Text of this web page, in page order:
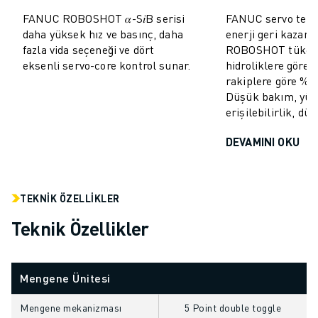
BOYAMA
PALETLEME
PUNTA KAYNAĞI
SAHA VE BAKIM
YEDEK PARÇALAR
İNDIRME MERKEZI » MYFANUC
EĞITIM VE ÖĞRETIM
FANUC ROBOSHOT 𝛼-S𝑖B serisi
daha yüksek hız ve basınç, daha
fazla vida seçeneği ve dört
eksenli servo-core kontrol sunar.
FANUC servo
enerji geri
ROBOSHOT
hidroliklere göre
rakiplere göre
Düşük bakım,
erişilebilirlik,
DEVAMINI OKU
TEKNIK ÖZELLIKLER
Teknik Özellikler
Mengene Ünitesi
Mengene mekanizması 5 Point double toggle